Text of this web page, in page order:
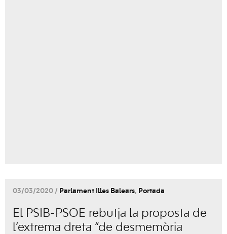
03/03/2020 / Parlament Illes Balears, Portada
El PSIB-PSOE rebutja la proposta de
l’extrema dreta “de desmemòria